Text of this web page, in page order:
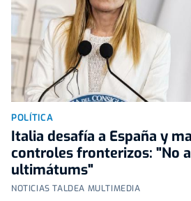
POLÍTICA
Italia desafía a España y
controles fronterizos: "No
ultimátums"
NOTICIAS TALDEA MULTIMEDIA